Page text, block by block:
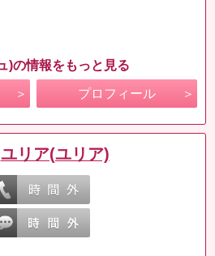
)の情報をもっと見る
プロフィール
ユリア(ユリア)